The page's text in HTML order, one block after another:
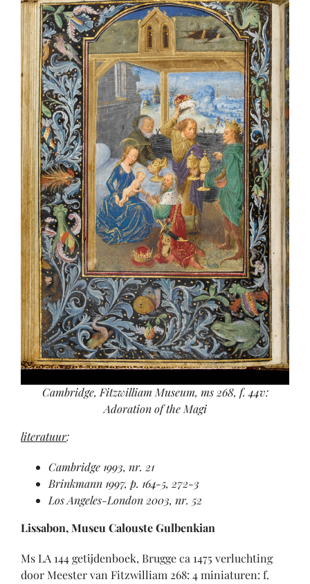
Cambridge, Fitzwilliam Museum, ms 268, f. 44v:
Adoration of the Magi
literatuur:
Cambridge 1993, nr. 21
Brinkmann 1997, p. 164-5, 272-3
Los Angeles-London 2003, nr. 52
Lissabon, Museu Calouste Gulbenkian
Ms LA 144 getijdenboek, Brugge ca 1475 verluchting
door Meester van Fitzwilliam 268: 4 miniaturen: f.